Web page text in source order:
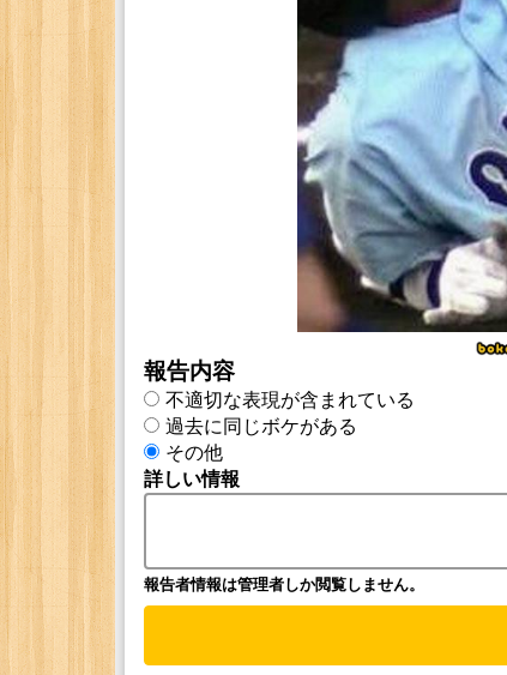
報告内容
不適切な表現が含まれている
過去に同じボケがある
その他
詳しい情報
報告者情報は管理者しか閲覧しません。